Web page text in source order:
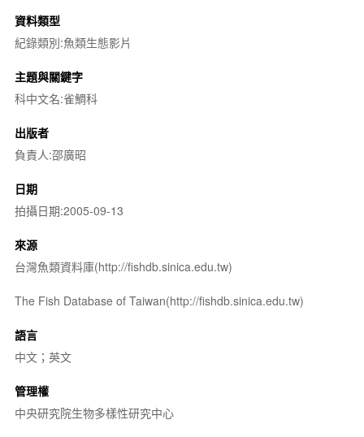
資料類型
紀錄類別:魚類生態影片
主題與關鍵字
科中文名:雀鯛科
出版者
負責人:邵廣昭
日期
拍攝日期:2005-09-13
來源
台灣魚類資料庫(http://fishdb.sinica.edu.tw)
The Fish Database of Taiwan(http://fishdb.sinica.edu.tw)
語言
中文；英文
管理權
中央研究院生物多樣性研究中心